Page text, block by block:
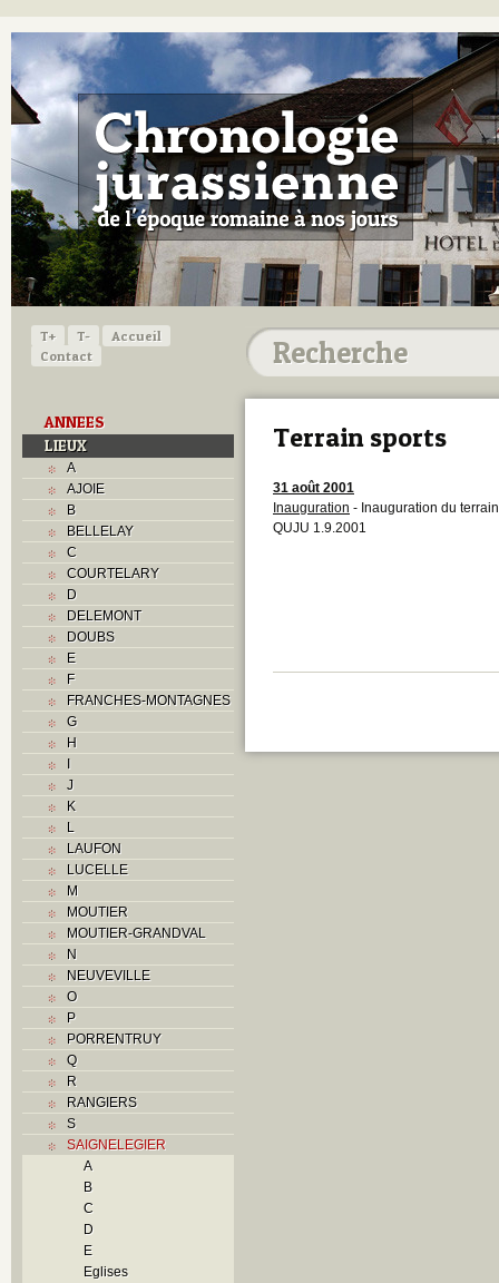
T+ T-
Accueil
Contact
ANNEES
LIEUX
A
AJOIE
B
BELLELAY
C
COURTELARY
D
DELEMONT
DOUBS
E
F
FRANCHES-MONTAGNES
G
H
I
J
K
L
LAUFON
LUCELLE
M
MOUTIER
MOUTIER-GRANDVAL
N
NEUVEVILLE
O
P
PORRENTRUY
Q
R
RANGIERS
S
SAIGNELEGIER
A
B
C
D
E
Eglises
Terrain sports
31 août 2001
Inauguration - Inauguration du
QUJU 1.9.2001